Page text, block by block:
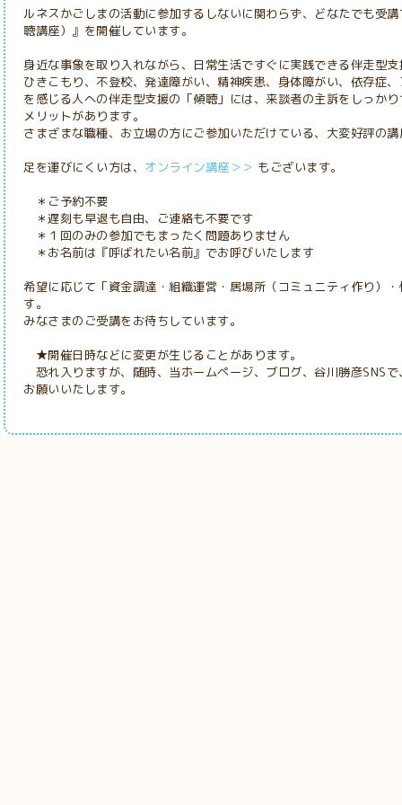
ルネスかごしまの活動に参加するしないに関わらず、どなたでも受
聴講座）』を開催しています。
身近な事象を取り入れながら、日常生活ですぐに実践できる伴走型
ひきこもり、不登校、発達障がい、精神疾患、身体障がい、依存症
を感じる人への伴走型支援の「傾聴」には、来談者の主訴をしっか
メリットがあります。
さまざまな職種、お立場の方にご参加いただけている、大変好評の
足を運びにくい方は、 オンライン講座＞＞ もございます。
＊ご予約不要
＊遅刻も早退も自由、ご連絡も不要です
＊１回のみの参加でもまったく問題ありません
＊お名前は『呼ばれたい名前』でお呼びいたします
希望に応じて「資金調達・組織運営・居場所（コミュニティ作り）
す。
みなさまのご受講をお待ちしています。
★開催日時などに変更が生じることがあります。
恐れ入りますが、随時、当ホームページ、ブログ、谷川勝彦SNS
お願いいたします。